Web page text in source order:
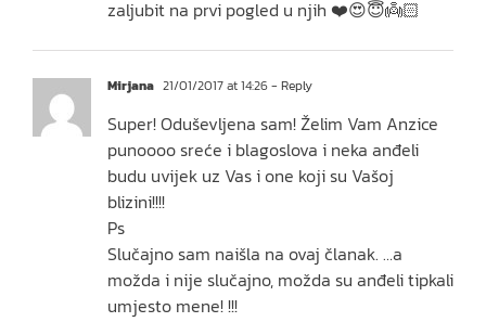
zaljubit na prvi pogled u njih ❤️😍😇👼🏻
Mirjana 21/01/2017 at 14:26- Reply
Super! Oduševljena sam! Želim Vam Anzice
punoooo sreće i blagoslova i neka anđeli
budu uvijek uz Vas i one koji su Vašoj
blizini!!!!
Ps
Slučajno sam naišla na ovaj članak. …a
možda i nije slučajno, možda su anđeli tipkali
umjesto mene! !!!